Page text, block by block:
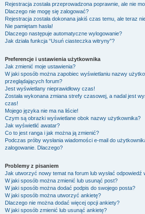
Rejestracja została przeprowadzona poprawnie, ale nie
Dlaczego nie mogę się zalogować?
Rejestracja została dokonana jakiś czas temu, ale teraz
Nie pamiętam hasła!
Dlaczego następuje automatyczne wylogowanie?
Jak działa funkcja “Usuń ciasteczka witryny”?
Preferencje i ustawienia użytkownika
Jak zmienić moje ustawienia?
W jaki sposób można zapobiec wyświetlaniu nazwy
przeglądających forum?
Jest wyświetlany nieprawidłowy czas!
Została wykonana zmiana strefy czasowej, a nadal jest
czas!
Mojego języka nie ma na liście!
Czym są obrazki wyświetlane obok nazwy użytkownika?
Jak wyświetlić awatar?
Co to jest ranga i jak można ją zmienić?
Podczas próby wysłania wiadomości e-mail do
zalogowanie. Dlaczego?
Problemy z pisaniem
Jak utworzyć nowy temat na forum lub wysłać odpowiedź
W jaki sposób można zmienić lub usunąć post?
W jaki sposób można dodać podpis do swojego posta?
W jaki sposób można utworzyć ankietę?
Dlaczego nie można dodać więcej opcji ankiety?
W jaki sposób zmienić lub usunąć ankietę?